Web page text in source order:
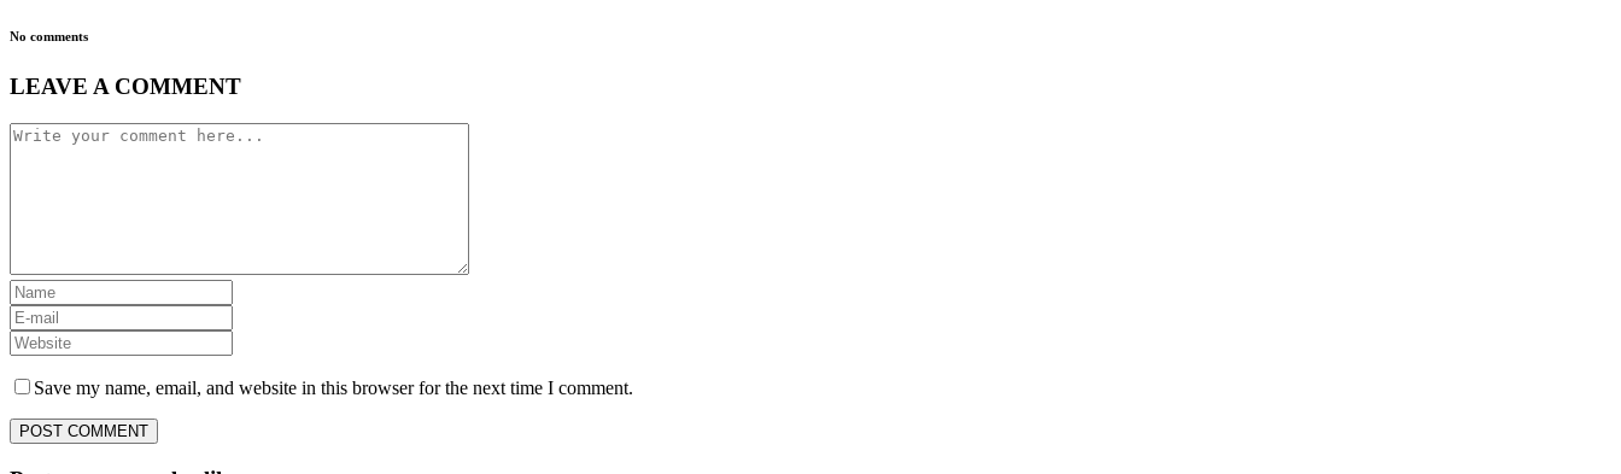
No comments
LEAVE A COMMENT
Save my name, email, and website in this browser for the next time I comment.